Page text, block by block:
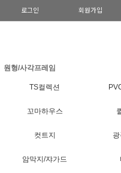
로그인 회원가입
원형/사각프레임
TS컬렉션
꼬마하우스
컷트지
암막지/쟈가드